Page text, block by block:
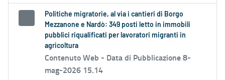
Politiche migratorie, al via i cantieri di Borgo
Mezzanone e Nardò: 349 posti letto in immobili
pubblici riqualificati per lavoratori migranti in
agricoltura
Contenuto Web - Data di Pubblicazione 8-
mag-2026 15.14